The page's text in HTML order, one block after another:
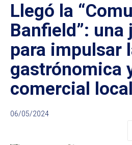
Llegó la
Banfield”: una
para impulsar
gastrónomica
comercial local
06/05/2024